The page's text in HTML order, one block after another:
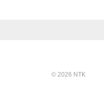
© 2026 NTK